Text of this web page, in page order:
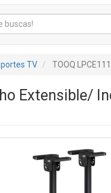
TV TOOQ
Extensible/